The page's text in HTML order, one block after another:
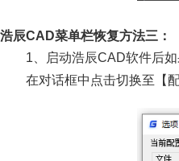
浩辰CAD菜单栏恢复方法三：
1、启动浩辰CAD软件后
在对话框中点击切换至【